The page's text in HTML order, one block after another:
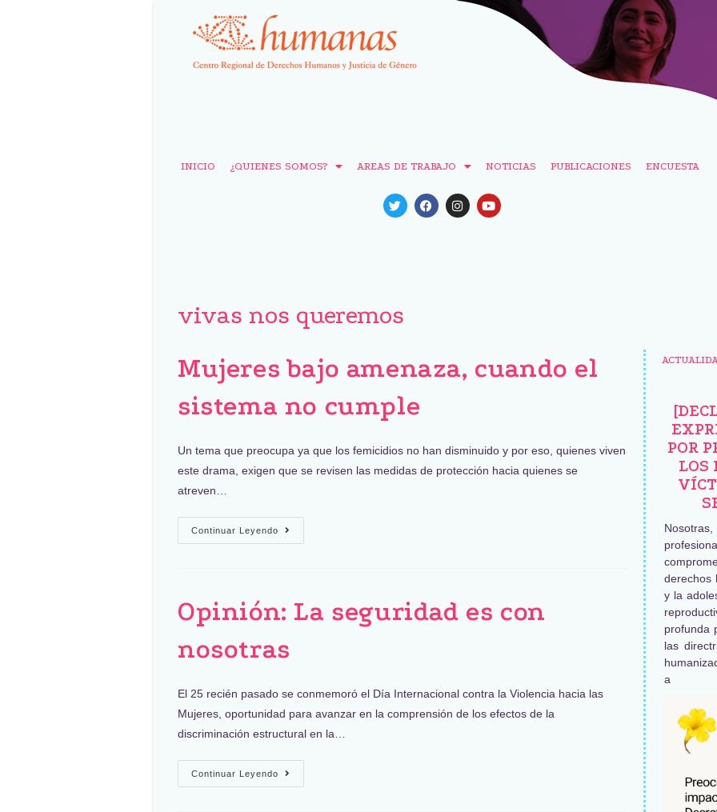
INICIO ¿QUIENES SOMOS? AREAS DE TRABAJO NOTICIAS PUBLICACIONES ENCUESTA
vivas nos queremos
Mujeres bajo amenaza, cuando el
sistema no cumple
Un tema que preocupa ya que los femicidios no han disminuido y por eso, quienes viven
este drama, exigen que se revisen las medidas de protección hacia quienes se
atreven…
Continuar Leyendo
Opinión: La seguridad es con
nosotras
El 25 recién pasado se conmemoró el Día Internacional contra la Violencia hacia las
Mujeres, oportunidad para avanzar en la comprensión de los efectos de la
discriminación estructural en la…
Continuar Leyendo
POR
LOS
derechos
y la
profunda
las
a